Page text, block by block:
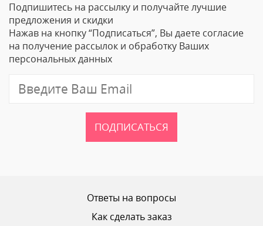
Ваше Имя
Email
Подпишитесь на рассылку и получайте лучшие
предложения и скидки
Нажав на кнопку “Подписаться”, Вы даете согласие
на получение рассылок и обработку Ваших
персональных данных
ПОДПИСАТЬСЯ
Ответы на вопросы
Как сделать заказ